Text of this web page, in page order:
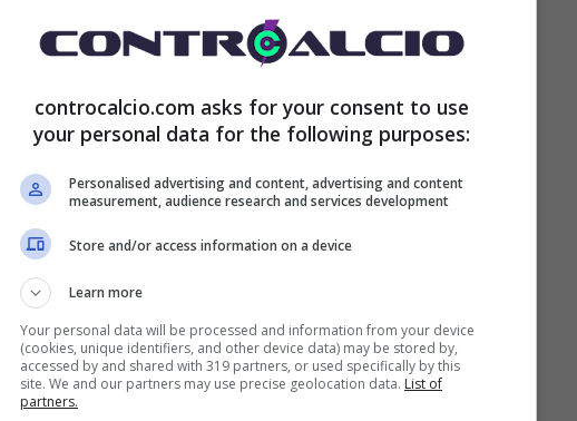
un forte segnale.
squadra costantemente in emergenza, ma sa
più avverse. In particolare, contro l’Inter i
avvicinarsi in classifica, il tecnico ha pensato a
controcalcio.com asks for your consent to use
your personal data for the following purposes:
Personalised advertising and content, advertising and content
measurement, audience research and services development
Store and/or access information on a device
Learn more
Your personal data will be processed and information from your device
(cookies, unique identifiers, and other device data) may be stored by,
accessed by and shared with 319 partners, or used specifically by this
site. We and our partners may use precise geolocation data. List of
partners.